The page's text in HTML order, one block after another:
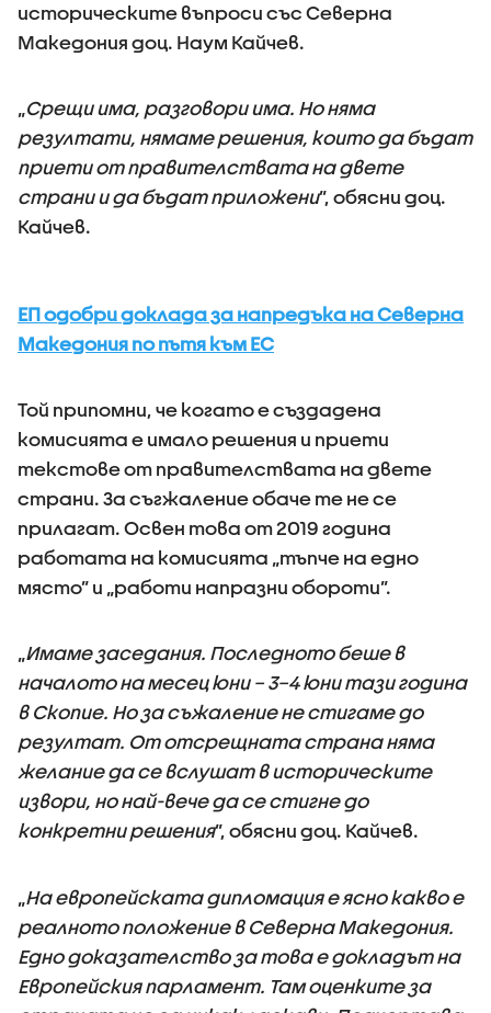
историческите въпроси със Северна
Македония доц. Наум Кайчев.
„Срещи има, разговори има. Но няма
резултати, нямаме решения, които да бъдат
приети от правителствата на двете
страни и да бъдат приложени”, обясни доц.
Кайчев.
ЕП одобри доклада за напредъка на Северна
Македония по пътя към ЕС
Той припомни, че когато е създадена
комисията е имало решения и приети
текстове от правителствата на двете
страни. За съгжаление обаче те не се
прилагат. Освен това от 2019 година
работата на комисията „тъпче на едно
място” и „работи напразни обороти”.
„Имаме заседания. Последното беше в
началото на месец юни – 3–4 юни тази година
в Скопие. Но за съжаление не стигаме до
резултат. От отсрещната страна няма
желание да се вслушат в историческите
извори, но най-вече да се стигне до
конкретни решения”, обясни доц. Кайчев.
„На европейската дипломация е ясно какво е
реалното положение в Северна Македония.
Едно доказателство за това е докладът на
Европейския парламент. Там оценките за